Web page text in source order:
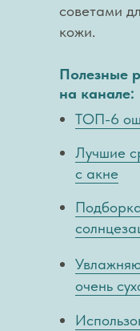
советами
кожи.
очень
Лучшие
с акне
ТОП-6
Полезные
на канале: